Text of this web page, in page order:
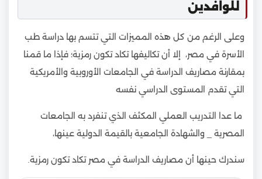
للوافدين
وعلى الرغم من كل هذه المميزات التي تتسم بها دراسة طب
الأسرة في مصر، إلا أن تكاليفها تكاد تكون رمزية؛ فإذا ما قمنا
بمقارنة مصاريف الدراسة في الجامعات الأوروبية والأمريكية
التي تقدم المستوى الدراسي نفسه
ما عدا التدريب العملي المكثف الذي تنفرد به الجامعات
المصرية _ والشهادة الجامعية بالقيمة الدولية عينها،
سندرك حينها أن مصاريف الدراسة في مصر تكاد تكون رمزية.